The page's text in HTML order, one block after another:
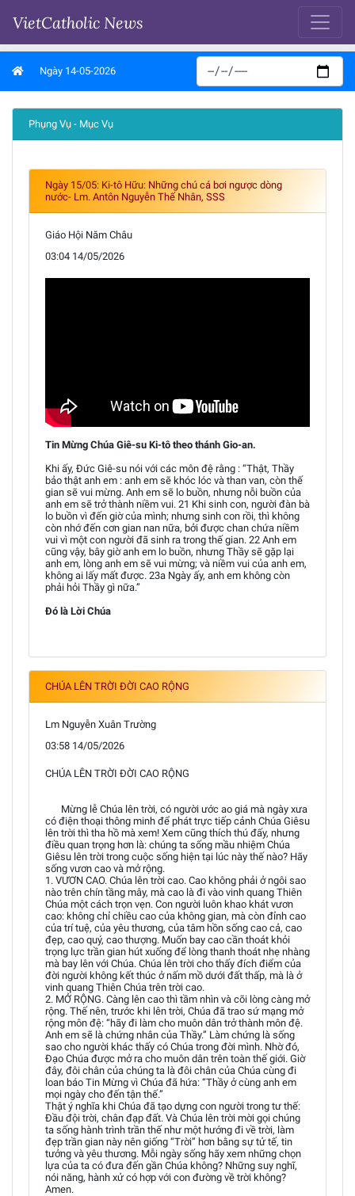
VietCatholic News
Ngày 14-05-2026
Phụng Vụ - Mục Vụ
Ngày 15/05: Ki-tô Hữu: Những chú cá bơi ngược dòng
nước- Lm. Antôn Nguyễn Thế Nhân, SSS
Giáo Hội Năm Châu
03:04 14/05/2026
Tin Mừng Chúa Giê-su Ki-tô theo thánh Gio-an.
Khi ấy, Đức Giê-su nói với các môn đệ rằng : “Thật, Thầy
bảo thật anh em : anh em sẽ khóc lóc và than van, còn thế
gian sẽ vui mừng. Anh em sẽ lo buồn, nhưng nỗi buồn của
anh em sẽ trở thành niềm vui. 21 Khi sinh con, người đàn bà
lo buồn vì đến giờ của mình; nhưng sinh con rồi, thì không
còn nhớ đến cơn gian nan nữa, bởi được chan chứa niềm
vui vì một con người đã sinh ra trong thế gian. 22 Anh em
cũng vậy, bây giờ anh em lo buồn, nhưng Thầy sẽ gặp lại
anh em, lòng anh em sẽ vui mừng; và niềm vui của anh em,
không ai lấy mất được. 23a Ngày ấy, anh em không còn
phải hỏi Thầy gì nữa.”
Đó là Lời Chúa
CHÚA LÊN TRỜI ĐỜI CAO RỘNG
Lm Nguyễn Xuân Trường
03:58 14/05/2026
CHÚA LÊN TRỜI ĐỜI CAO RỘNG
Mừng lễ Chúa lên trời, có người ước ao giá mà ngày xưa
có điện thoại thông minh để phát trực tiếp cảnh Chúa Giêsu
lên trời thì tha hồ mà xem! Xem cũng thích thú đấy, nhưng
điều quan trọng hơn là: chúng ta sống mầu nhiệm Chúa
Giêsu lên trời trong cuộc sống hiện tại lúc này thế nào? Hãy
sống vươn cao và mở rộng.
1. VƯƠN CAO. Chúa lên trời cao. Cao không phải ở ngôi sao
nào trên chín tầng mây, mà cao là đi vào vinh quang Thiên
Chúa một cách trọn vẹn. Con người luôn khao khát vươn
cao: không chỉ chiều cao của không gian, mà còn đỉnh cao
của trí tuệ, của yêu thương, của tâm hồn sống cao cả, cao
đẹp, cao quý, cao thượng. Muốn bay cao cần thoát khỏi
trọng lực trần gian hút xuống để lòng thanh thoát nhẹ nhàng
mà bay lên với Chúa. Chúa lên trời cho thấy đích điểm của
đời người không kết thúc ở nấm mồ dưới đất thấp, mà là ở
vinh quang Thiên Chúa trên trời cao.
2. MỞ RỘNG. Càng lên cao thì tầm nhìn và cõi lòng càng mở
rộng. Thế nên, trước khi lên trời, Chúa đã trao sứ mạng mở
rộng môn đệ: “hãy đi làm cho muôn dân trở thành môn đệ.
Anh em sẽ là chứng nhân của Thầy.” Làm chứng là sống
sao cho người khác thấy có Chúa trong đời mình. Nhờ đó,
Đạo Chúa được mở ra cho muôn dân trên toàn thế giới. Giờ
đây, đôi chân của chúng ta là đôi chân của Chúa cùng đi
loan báo Tin Mừng vì Chúa đã hứa: “Thầy ở cùng anh em
mọi ngày cho đến tận thế.”
Thật ý nghĩa khi Chúa đã tạo dựng con người trong tư thế:
Đầu đội trời, chân đạp đất. Và Chúa lên trời mời gọi chúng
ta sống hành trình trần thế như một hướng đi về trời, làm
đẹp trần gian này nên giống “Trời” hơn bằng sự tử tế, tin
tưởng và yêu thương. Mỗi ngày sống hãy xem những chọn
lựa của ta có đưa đến gần Chúa không? Những suy nghĩ,
nói năng, hành xử có hợp với con đường về trời không?
Amen.